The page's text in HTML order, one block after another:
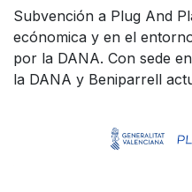
Subvención a Plug And
ecónomica y en el
por la DANA. Con sede
la DANA y Beniparrell